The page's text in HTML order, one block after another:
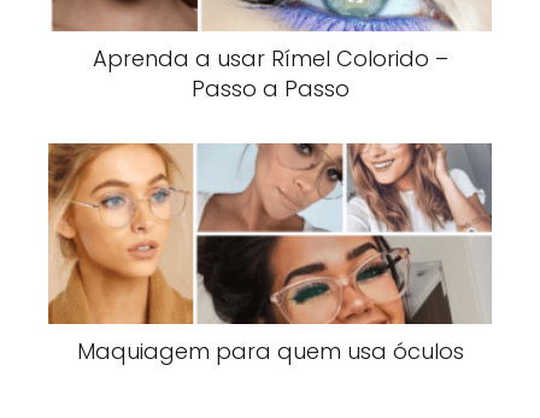
Aprenda a usar Rímel Colorido –
Passo a Passo
Maquiagem para quem usa óculos